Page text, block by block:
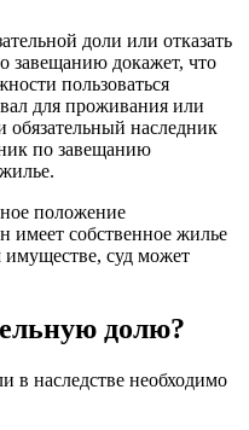
доли или отказать
завещанию докажет, что
пользоваться
для проживания или
обязательный наследник
по завещанию
положение
имеет собственное жилье
имуществе, суд может
долю?
в наследстве необходимо